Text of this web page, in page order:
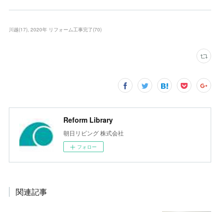
川越(17) 2020年 リフォーム工事完了(70)
Reform Library
朝日リビング 株式会社
フォロー
関連記事